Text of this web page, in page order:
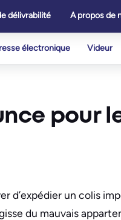
délivrabilité A propos de
électronique Videur
pour
d’expédier un colis
du mauvais